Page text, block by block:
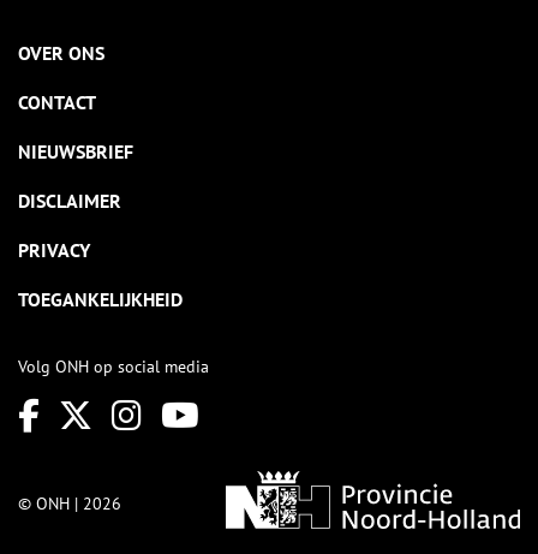
OVER ONS
CONTACT
NIEUWSBRIEF
DISCLAIMER
PRIVACY
TOEGANKELIJKHEID
Volg ONH op social media
© ONH | 2026